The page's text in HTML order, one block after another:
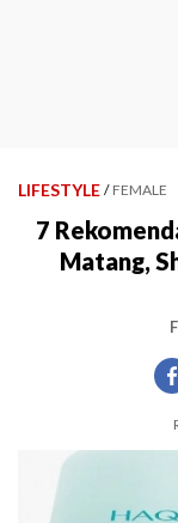
LIFESTYLE / FEMALE
7
Matang,